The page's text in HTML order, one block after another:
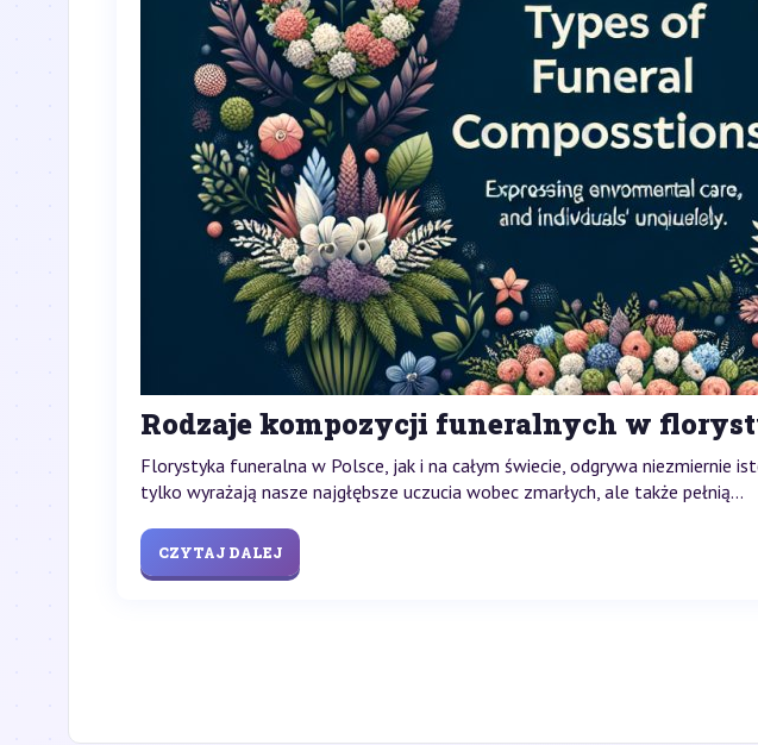
Rodzaje kompozycji funeralnych w
Florystyka funeralna w Polsce, jak i na całym świecie, odgrywa niezmiernie
tylko wyrażają nasze najgłębsze uczucia wobec zmarłych, ale także pełnią...
CZYTAJ DALEJ